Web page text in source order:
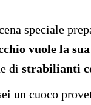
speciale
vuole la
di strabilianti
un cuoco